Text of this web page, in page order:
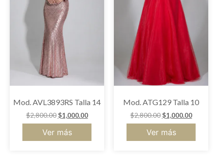
Mod. AVL3893RS Talla 14
$2,800.00 $1,000.00
Ver más
Mod. ATG129 Talla 10
$2,800.00 $1,000.00
Ver más